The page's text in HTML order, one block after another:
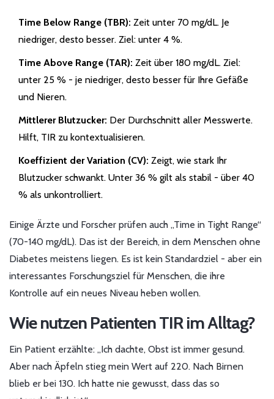
Time Below Range (TBR): Zeit unter 70 mg/dL. Je
niedriger, desto besser. Ziel: unter 4 %.
Time Above Range (TAR): Zeit über 180 mg/dL. Ziel:
unter 25 % - je niedriger, desto besser für Ihre Gefäße
und Nieren.
Mittlerer Blutzucker: Der Durchschnitt aller Messwerte.
Hilft, TIR zu kontextualisieren.
Koeffizient der Variation (CV): Zeigt, wie stark Ihr
Blutzucker schwankt. Unter 36 % gilt als stabil - über 40
% als unkontrolliert.
Einige Ärzte und Forscher prüfen auch „Time in Tight Range“
(70-140 mg/dL). Das ist der Bereich, in dem Menschen ohne
Diabetes meistens liegen. Es ist kein Standardziel - aber ein
interessantes Forschungsziel für Menschen, die ihre
Kontrolle auf ein neues Niveau heben wollen.
Wie nutzen Patienten TIR im Alltag?
Ein Patient erzählte: „Ich dachte, Obst ist immer gesund.
Aber nach Äpfeln stieg mein Wert auf 220. Nach Birnen
blieb er bei 130. Ich hatte nie gewusst, dass das so